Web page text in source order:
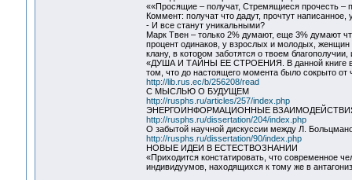
««Просящие – получат, Стремящиеся прочесть –
Коммент: получат что дадут, прочтут написанное,
- И все станут уникальными?
Марк Твен – только 2% думают, еще 3% думают
процент одинаков, у взрослых и молодых,
клану, в котором заботятся о твоем
«ДУША И ТАЙНЫ ЕЕ СТРОЕНИЯ. В данной книге в
том, что до настоящего момента было сокрыто от
http://lib.rus.ec/b/256208/read
С МЫСЛЬЮ О БУДУЩЕМ
http://rusphs.ru/articles/257/index.php
ЭНЕРГОИНФОРМАЦИОННЫЕ
http://rusphs.ru/dissertation/204/index.php
О забытой научной дискуссии между Л.
http://rusphs.ru/dissertation/90/index.php
HOBЫE ИДЕИ В ЕСТЕСТВОЗНАНИИ
«Приходится констатировать, что современное
индивидуумов, находящихся к тому же в